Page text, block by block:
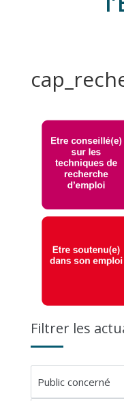
Filtrer les
concerné